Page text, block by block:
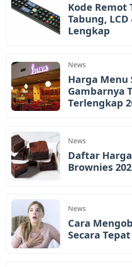
Kode Remot
Tabung, LCD
Lengkap
News
Harga Menu
Gambarnya
Terlengkap
News
Daftar
Brownies
News
Cara
Secara Tepat